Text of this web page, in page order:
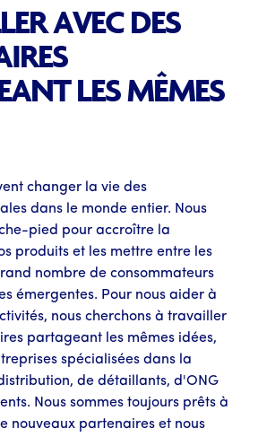
AVEC DES
LES MÊMES
changer la vie des
dans le monde entier. Nous
pied pour accroître la
produits et les mettre entre les
nombre de consommateurs
émergentes. Pour nous aider à
nous cherchons à travailler
partageant les mêmes idées,
spécialisées dans la
de détaillants, d'ONG
Nous sommes toujours prêts à
nouveaux partenaires et nous